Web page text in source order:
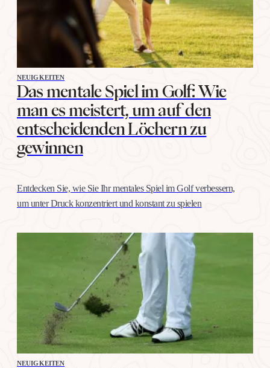
NEUIGKEITEN
Das mentale Spiel im Golf: Wie
man es meistert, um auf den
entscheidenden Löchern zu
gewinnen
Entdecken Sie, wie Sie Ihr mentales Spiel im Golf verbessern,
um unter Druck konzentriert und konstant zu spielen
NEUIGKEITEN